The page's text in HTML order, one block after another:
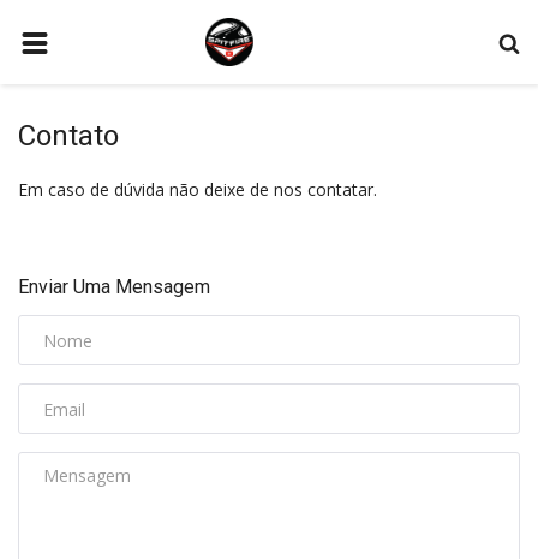
CONTATO
AS NOSSAS REVIEWS
ACESSÓRIOS
PARCEIROS
ENTRAR
Contato
Em caso de dúvida não deixe de nos contatar.
Enviar Uma Mensagem